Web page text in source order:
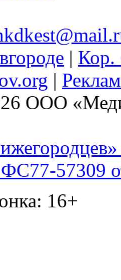
| Кор.
|
ООО
57309
16+